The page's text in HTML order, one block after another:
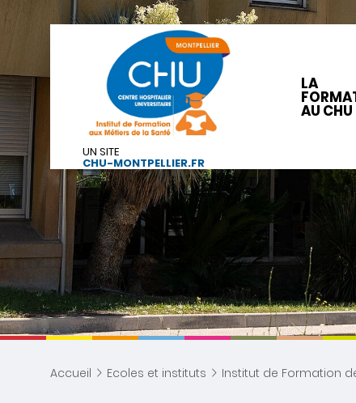
UN SITE
CHU-MONTPELLIER.FR
LA
AU CHU
Accueil Ecoles et instituts Institut de Formation